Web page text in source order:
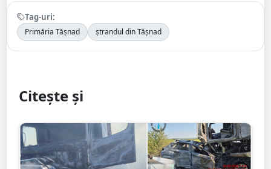
Tag-uri:
Primăria Tășnad ștrandul din Tășnad
Citește și